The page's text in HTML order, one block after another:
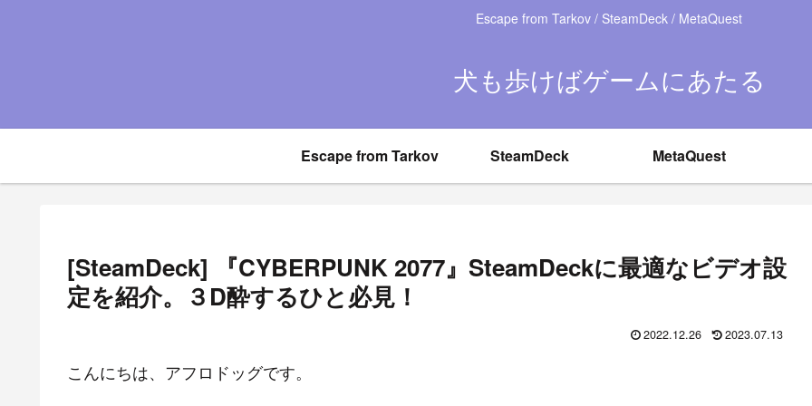
Escape from Tarkov / SteamDeck / MetaQuest
犬も歩けばゲームにあたる
Escape from Tarkov SteamDeck MetaQuest
[SteamDeck] 『CYBERPUNK 2077』SteamDeckに最適なビデオ設
定を紹介。３D酔するひと必見！
2022.12.26 2023.07.13
こんにちは、アフロドッグです。